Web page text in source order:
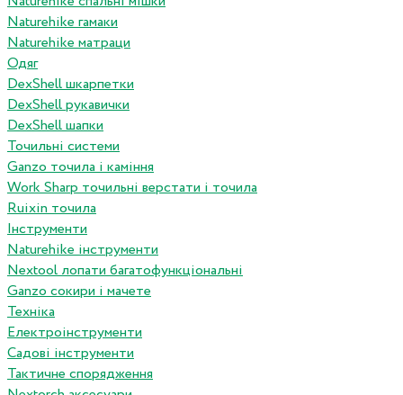
Naturehike гамаки
Naturehike матраци
Одяг
DexShell шкарпетки
DexShell рукавички
DexShell шапки
Точильні системи
Ganzo точила і каміння
Work Sharp точильні верстати і точила
Ruixin точила
Інструменти
Naturehike інструменти
Nextool лопати багатофункціональні
Ganzo сокири і мачете
Техніка
Електроінструменти
Садові інструменти
Тактичне спорядження